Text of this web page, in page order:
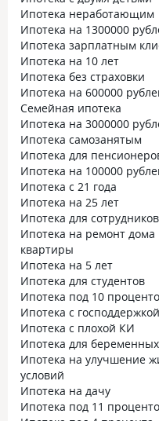
Ипотека неработающим
Ипотека на 1300000
Ипотека зарплатным
Ипотека на 10 лет
Ипотека без страховки
Ипотека на 600000
Семейная ипотека
Ипотека на 3000000
Ипотека самозанятым
Ипотека для
Ипотека на 100000
Ипотека с 21 года
Ипотека на 25 лет
Ипотека для
Ипотека на ремонт дома
квартиры
Ипотека на 5 лет
Ипотека для студентов
Ипотека под 10
Ипотека с господдержкой
Ипотека с плохой КИ
Ипотека для беременных
Ипотека на улучшение
условий
Ипотека на дачу
Ипотека под 11